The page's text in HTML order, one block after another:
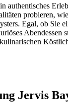
authentisches
probieren,
Egal, ob Sie
Abendessen
Jervis